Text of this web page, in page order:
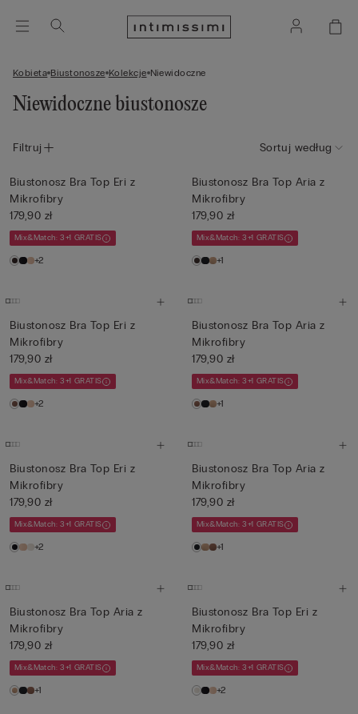
Kobieta Biustonosze Kolekcje Niewidoczne
Niewidoczne biustonosze
Filtruj Sortuj według
Biustonosz Bra Top Eri z
Mikrofibry
179,90 zł
Mix&Match: 3+1 GRATIS
+2
Biustonosz Bra Top Aria z
Mikrofibry
179,90 zł
Mix&Match: 3+1 GRATIS
+1
Biustonosz Bra Top Eri z
Mikrofibry
179,90 zł
Mix&Match: 3+1 GRATIS
+2
Biustonosz Bra Top Aria z
Mikrofibry
179,90 zł
Mix&Match: 3+1 GRATIS
+1
Biustonosz Bra Top Eri z
Mikrofibry
179,90 zł
Mix&Match: 3+1 GRATIS
+2
Biustonosz Bra Top Aria z
Mikrofibry
179,90 zł
Mix&Match: 3+1 GRATIS
+1
Biustonosz Bra Top Aria z
Mikrofibry
179,90 zł
Mix&Match: 3+1 GRATIS
+1
Biustonosz Bra Top Eri z
Mikrofibry
179,90 zł
Mix&Match: 3+1 GRATIS
+2